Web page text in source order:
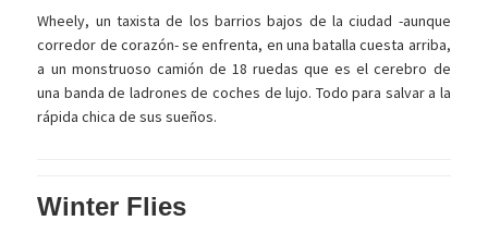
Wheely, un taxista de los barrios bajos de la ciudad -aunque
corredor de corazón- se enfrenta, en una batalla cuesta arriba,
a un monstruoso camión de 18 ruedas que es el cerebro de
una banda de ladrones de coches de lujo. Todo para salvar a la
rápida chica de sus sueños.
Winter Flies